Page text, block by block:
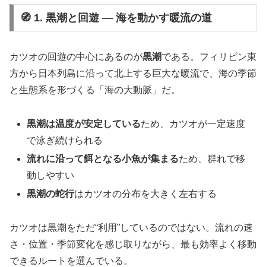
🧭 1. 黒潮と回遊 ― 海を動かす暖流の道
カツオの回遊の中心にあるのが黒潮である。フィリピン東
方から日本列島に沿って北上する巨大な暖流で、海の季節
と生態系を形づくる「海の大動脈」だ。
黒潮は温度が安定しているため、カツオが一定速度
で泳ぎ続けられる
流れに沿って餌となる小魚が集まるため、群れで移
動しやすい
黒潮の蛇行はカツオの分布を大きく左右する
カツオは黒潮をただ“利用”しているのではない。流れの速
さ・位置・季節変化を感じ取りながら、最も効率よく移動
できるルートを選んでいる。